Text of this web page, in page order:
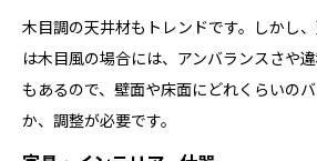
木目調の天井材もトレンドです。しかし
は木目風の場合には、アンバランスさや
もあるので、壁面や床面にどれくらいの
か、調整が必要です。